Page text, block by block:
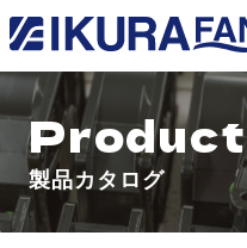
Product
製品カタログ